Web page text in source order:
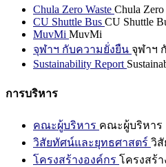
Chula Zero Waste Chula Zero
CU Shuttle Bus CU Shuttle
MuvMi MuvMi
จุฬาฯ กับความยั่งยืน จุฬาฯ
Sustainability Report
การบริหาร
คณะผู้บริหาร คณะผู้บริหาร
วิสัยทัศน์และยุทธศาสตร์ วิ
โครงสร้างองค์กร โครงสร้